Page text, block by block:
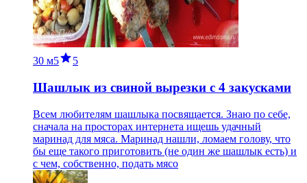
30 м5 5
Шашлык из свиной вырезки с 4 закусками
Всем любителям шашлыка посвящается. Знаю по себе,
сначала на просторах интернета ищешь удачный
маринад для мяса. Маринад нашли, ломаем голову, что
бы еще такого приготовить (не один же шашлык есть) и
с чем, собственно, подать мясо